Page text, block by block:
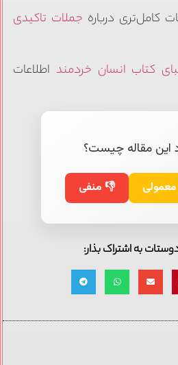
کامل‌تری درباره جملات تاکیدی
کتاب انسان خردمنداطلاعات
این مقاله چیست؟
👎 منفی
به اشتراک بذار: